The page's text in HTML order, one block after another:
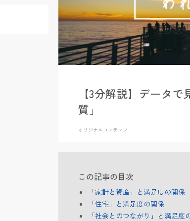
【3分解説】データ
質」
オリジナルコンテンツ
この記事の目次
「家計と資産」と満足度の関係
「住宅」と満足度の関係
「社会とのつながり」と満足度